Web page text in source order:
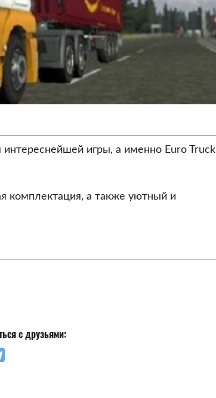
игры, а именно Euro Truck
комплектация, а также уютный и
с друзьями: